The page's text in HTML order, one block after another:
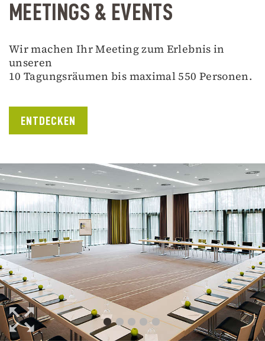
MEETINGS & EVENTS
Wir machen Ihr Meeting zum Erlebnis in
unseren
10 Tagungsräumen bis maximal 550 Personen.
ENTDECKEN